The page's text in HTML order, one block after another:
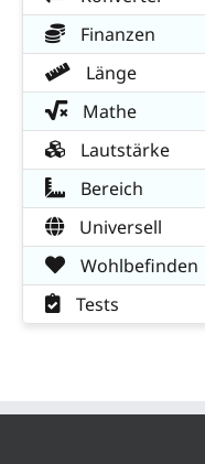
Finanzen
Länge
Mathe
Lautstärke
Bereich
Universell
Wohlbefinden
Tests